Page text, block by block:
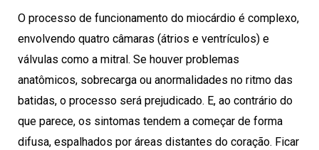
O processo de funcionamento do miocárdio é complexo,
envolvendo quatro câmaras (átrios e ventrículos) e
válvulas como a mitral. Se houver problemas
anatômicos, sobrecarga ou anormalidades no ritmo das
batidas, o processo será prejudicado. E, ao contrário do
que parece, os sintomas tendem a começar de forma
difusa, espalhados por áreas distantes do coração. Ficar